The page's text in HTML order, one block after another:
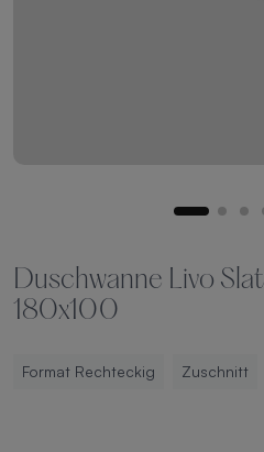
Duschwanne Livo
180x100
Format Rechteckig Zuschnitt